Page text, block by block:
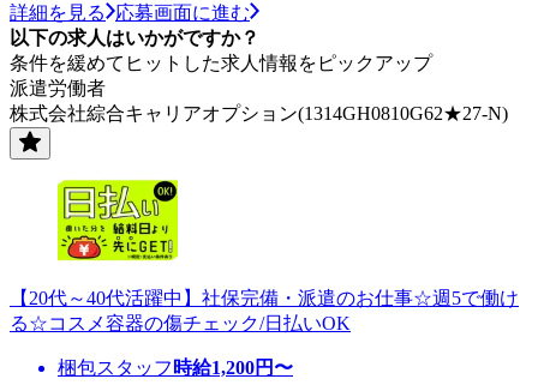
詳細を見る
応募画面に進む
以下の求人はいかがですか？
条件を緩めてヒットした求人情報をピックアップ
派遣労働者
株式会社綜合キャリアオプション(1314GH0810G62★27-N)
【20代～40代活躍中】社保完備・派遣のお仕事☆週5で働け
る☆コスメ容器の傷チェック/日払いOK
梱包スタッフ 時給1,200円〜